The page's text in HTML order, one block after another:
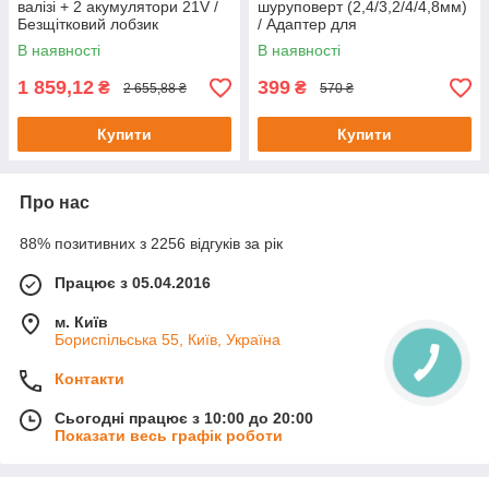
валізі + 2 акумулятори 21V /
Безщітковий лобзик
портативний / Електролобзик
В наявності
1 859,12 ₴ 2 655,88 ₴
Купити
шуруповерт (2,4/3,2/4/4,8мм)
/ Адаптер для
заклепувальних гайок /
Клепальний адаптер
В наявності
399 ₴ 570 ₴
Купити
Про нас
88% позитивних з 2256 відгуків за рік
Працює з 05.04.2016
м. Київ
Бориспільська 55, Київ, Україна
Контакти
Сьогодні працює з 10:00 до 20:00
Показати весь графік роботи